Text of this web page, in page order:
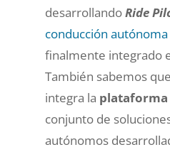
desarrollandoRide
conducción
finalmente integrado
También sabemos
integra la
conjunto de
autónomos